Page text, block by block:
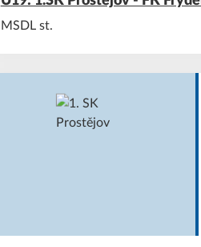
MSDL st.